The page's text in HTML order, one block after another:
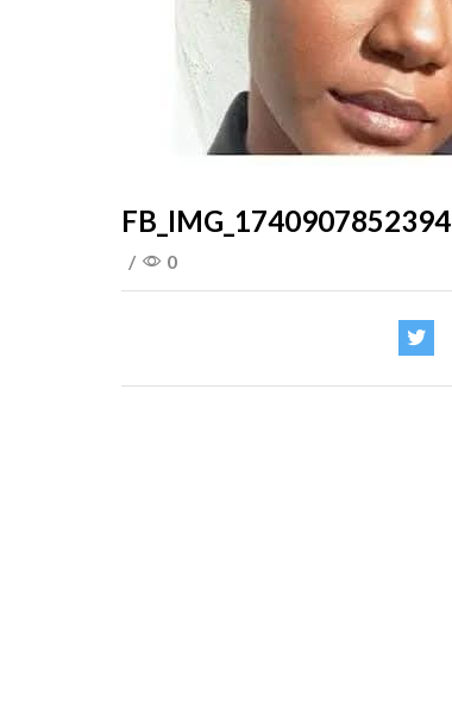
FB_IMG_1740907852394
/ 0